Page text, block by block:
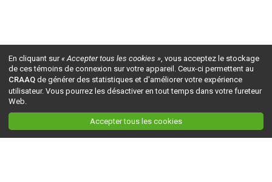
En cliquant sur« Accepter tous les cookies », vous acceptez le stockage
de ces témoins de connexion sur votre appareil. Ceux-ci permettent au
CRAAQ de générer des statistiques et d'améliorer votre expérience
utilisateur. Vous pourrez les désactiver en tout temps dans votre fureteur
Web.
Accepter tous les cookies